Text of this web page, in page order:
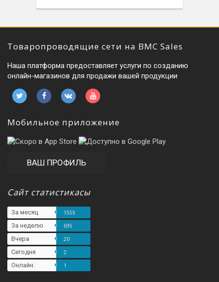
Товаропроводящие сети на BMC Sales
Наша платформа предоставляет услуги по созданию
онлайн-магазинов для продажи вашей продукции
Мобильное приложение
ВАШ ПРОФИЛЬ
Сайт статистикасы
За месяц 1555
За неделю 695
Вчера 20
Сегодня 2
Онлайн: 1